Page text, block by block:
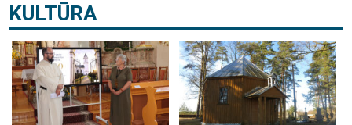
KULTŪRA